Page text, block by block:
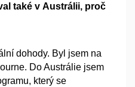
také v Austrálii, proč
dohody. Byl jsem na
Do Austrálie jsem
který se